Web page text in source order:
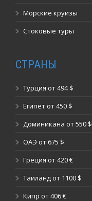
Морские круизы
Стоковые туры
СТРАНЫ
Турция от 494 $
Египет от 450 $
Доминикана от 550 $
ОАЭ от 675 $
Греция от 420 €
Таиланд от 1100 $
Кипр от 406 €